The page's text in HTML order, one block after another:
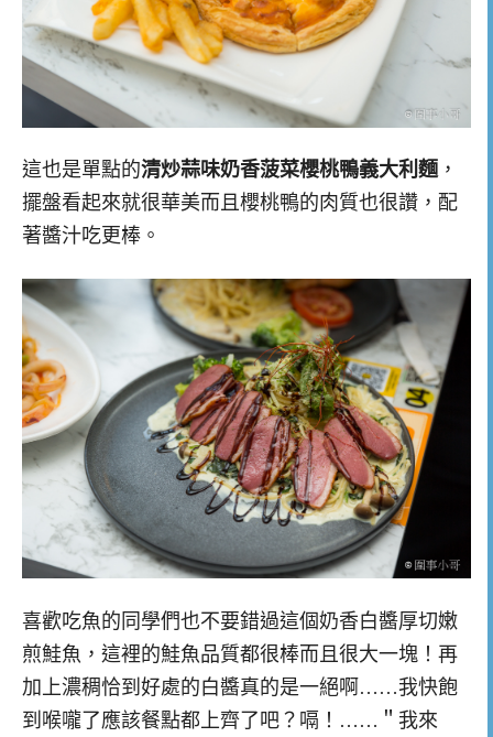
這也是單點的清炒蒜味奶香菠菜櫻桃鴨義大利麵，
擺盤看起來就很華美而且櫻桃鴨的肉質也很讚，配
著醬汁吃更棒。
喜歡吃魚的同學們也不要錯過這個奶香白醬厚切嫩
煎鮭魚，這裡的鮭魚品質都很棒而且很大一塊！再
加上濃稠恰到好處的白醬真的是一絕啊……我快飽
到喉嚨了應該餐點都上齊了吧？嗝！……＂我來